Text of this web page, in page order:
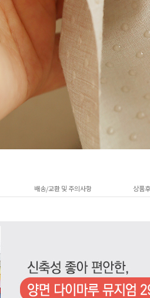
배송/교환 및 주의사항 상품